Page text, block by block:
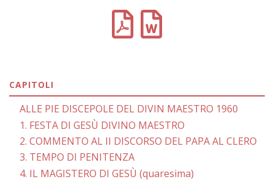
CAPITOLI
ALLE PIE DISCEPOLE DEL DIVIN MAESTRO 1960
1. FESTA DI GESÙ DIVINO MAESTRO
2. COMMENTO AL II DISCORSO DEL PAPA AL CLERO
3. TEMPO DI PENITENZA
4. IL MAGISTERO DI GESÙ (quaresima)